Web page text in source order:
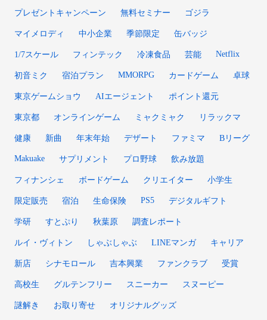
プレゼントキャンペーン 無料セミナー ゴジラ
マイメロディ 中小企業 季節限定 缶バッジ
1/7スケール フィンテック 冷凍食品 芸能 Netflix
初音ミク 宿泊プラン MMORPG カードゲーム 卓球
東京ゲームショウ AIエージェント ポイント還元
東京都 オンラインゲーム ミャクミャク リラックマ
健康 新曲 年末年始 デザート ファミマ Bリーグ
Makuake サプリメント プロ野球 飲み放題
フィナンシェ ボードゲーム クリエイター 小学生
限定販売 宿泊 生命保険 PS5 デジタルギフト
学研 すとぷり 秋葉原 調査レポート
ルイ・ヴィトン しゃぶしゃぶ LINEマンガ キャリア
新店 シナモロール 吉本興業 ファンクラブ 受賞
高校生 グルテンフリー スニーカー スヌーピー
謎解き お取り寄せ オリジナルグッズ